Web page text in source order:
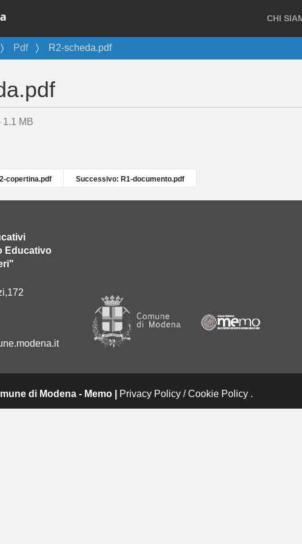
CHI
Pdf R2-scheda.pdf
MB
copertina.pdf Successivo: R1-documento.pdf
Educativo
di Modena - Memo | Privacy Policy /Cookie Policy .